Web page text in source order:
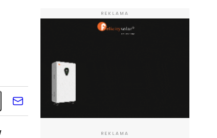
REKLAMA
REKLAMA